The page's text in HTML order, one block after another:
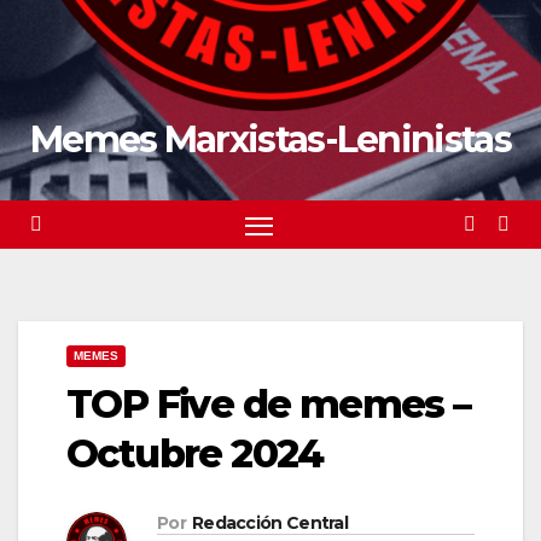
Memes Marxistas-Leninistas
MEMES
TOP Five de memes –
Octubre 2024
Por Redacción Central